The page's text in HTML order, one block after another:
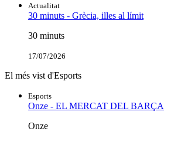
Actualitat
30 minuts - Grècia, illes al límit
30 minuts
17/07/2026
El més vist d'Esports
Esports
Onze - EL MERCAT DEL BARÇA
Onze